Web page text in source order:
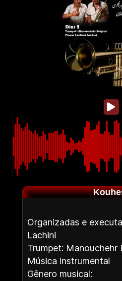
Organizadas e
Lachini
Trumpet: Manouchehr
Música instrumental
Gênero musical: